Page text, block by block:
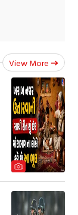
View More